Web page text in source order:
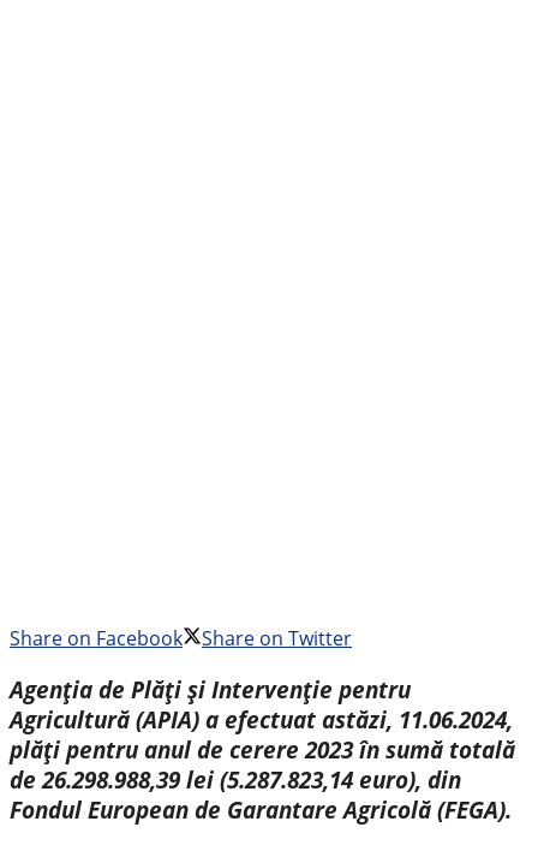
Share on Facebook Share on Twitter
Agenția de Plăți și Intervenție pentru
Agricultură (APIA) a efectuat astăzi, 11.06.2024,
plăți pentru anul de cerere 2023 în sumă totală
de 26.298.988,39 lei (5.287.823,14 euro), din
Fondul European de Garantare Agricolă (FEGA).